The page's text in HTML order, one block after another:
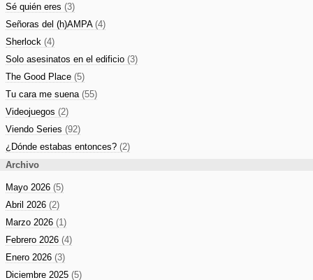
Sé quién eres (3)
Señoras del (h)AMPA (4)
Sherlock (4)
Solo asesinatos en el edificio (3)
The Good Place (5)
Tu cara me suena (55)
Videojuegos (2)
Viendo Series (92)
¿Dónde estabas entonces? (2)
Archivo
Mayo 2026 (5)
Abril 2026 (2)
Marzo 2026 (1)
Febrero 2026 (4)
Enero 2026 (3)
Diciembre 2025 (5)